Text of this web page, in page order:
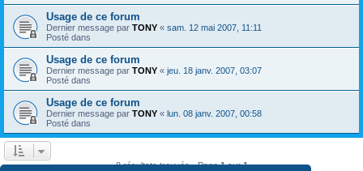
Usage de ce forum
Dernier message par TONY « sam. 12 mai 2007, 11:11
Posté dans
Usage de ce forum
Dernier message par TONY « jeu. 18 janv. 2007, 03:07
Posté dans
Usage de ce forum
Dernier message par TONY « lun. 08 janv. 2007, 00:58
Posté dans
8 résultats trouvés • Page1sur1